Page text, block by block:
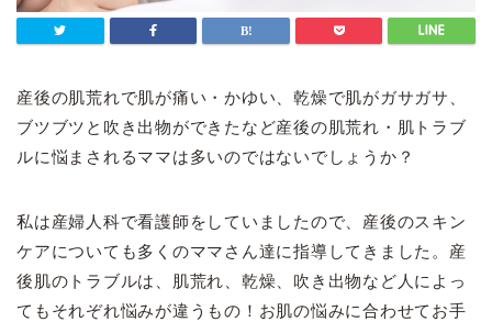
産後の肌荒れで肌が痛い・かゆい、乾燥で肌がガサガサ、
ブツブツと吹き出物ができたなど産後の肌荒れ・肌トラブ
ルに悩まされるママは多いのではないでしょうか？
私は産婦人科で看護師をしていましたので、産後のスキン
ケアについても多くのママさん達に指導してきました。産
後肌のトラブルは、肌荒れ、乾燥、吹き出物など人によっ
てもそれぞれ悩みが違うもの！お肌の悩みに合わせてお手